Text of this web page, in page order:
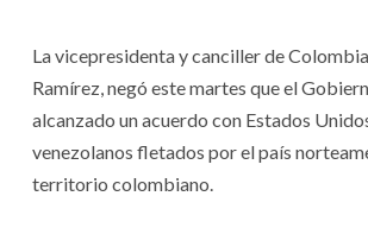
La vicepresidenta y canciller de
Ramírez, negó este martes que el
alcanzado un acuerdo con Estados
venezolanos fletados por el país
territorio colombiano.